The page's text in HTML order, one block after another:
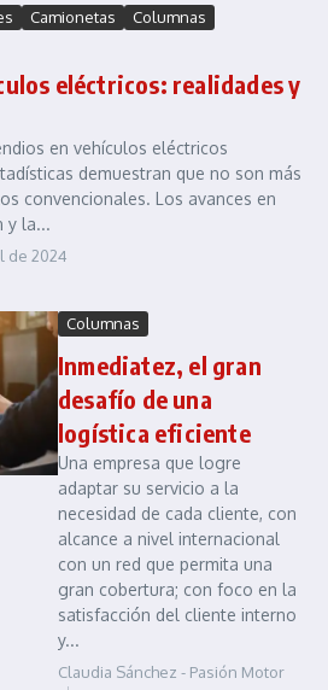
Camionetas
Columnas
eléctricos: realidades y
en vehículos eléctricos
demuestran que no son más
convencionales. Los avances en
y la...
de 2024
Columnas
Inmediatez, el gran
desafío de una
logística eficiente
Una empresa que logre
adaptar su servicio a la
necesidad de cada cliente, con
alcance a nivel internacional
con un red que permita una
gran cobertura; con foco en la
satisfacción del cliente interno
y...
Claudia Sánchez - Pasión Motor